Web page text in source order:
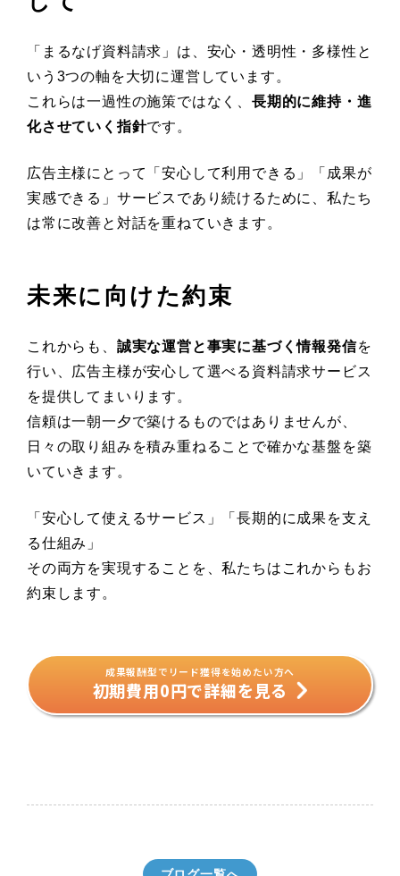
「まるなげ資料請求」は、安心・透明性・多様性と
いう3つの軸を大切に運営しています。
これらは一過性の施策ではなく、 長期的に維持・進
化させていく指針です。
広告主様にとって「安心して利用できる」「成果が
実感できる」サービスであり続けるために、私たち
は常に改善と対話を重ねていきます。
未来に向けた約束
これからも、 誠実な運営と事実に基づく情報発信を
行い、広告主様が安心して選べる資料請求サービス
を提供してまいります。
信頼は一朝一夕で築けるものではありませんが、
日々の取り組みを積み重ねることで確かな基盤を築
いていきます。
「安心して使えるサービス」「長期的に成果を支え
る仕組み」
その両方を実現することを、私たちはこれからもお
約束します。
成果報酬型でリード獲得を始めたい方へ
初期費用0円で詳細を見る